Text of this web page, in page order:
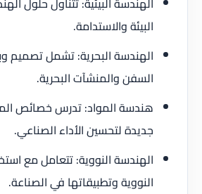
البيئة والاستدامة.
الهندسة البحرية: تشمل تصميم
السفن والمنشآت البحرية.
هندسة المواد: تدرس خصائص
جديدة لتحسين الأداء الصناعي.
الهندسة النووية: تتعامل مع
النووية وتطبيقاتها في الصناعة.